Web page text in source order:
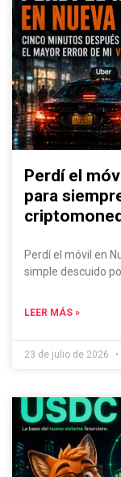
Perdí el
para
Perdí el móvil en
simple descuido
LEER MÁS »
23 de julio de 2026